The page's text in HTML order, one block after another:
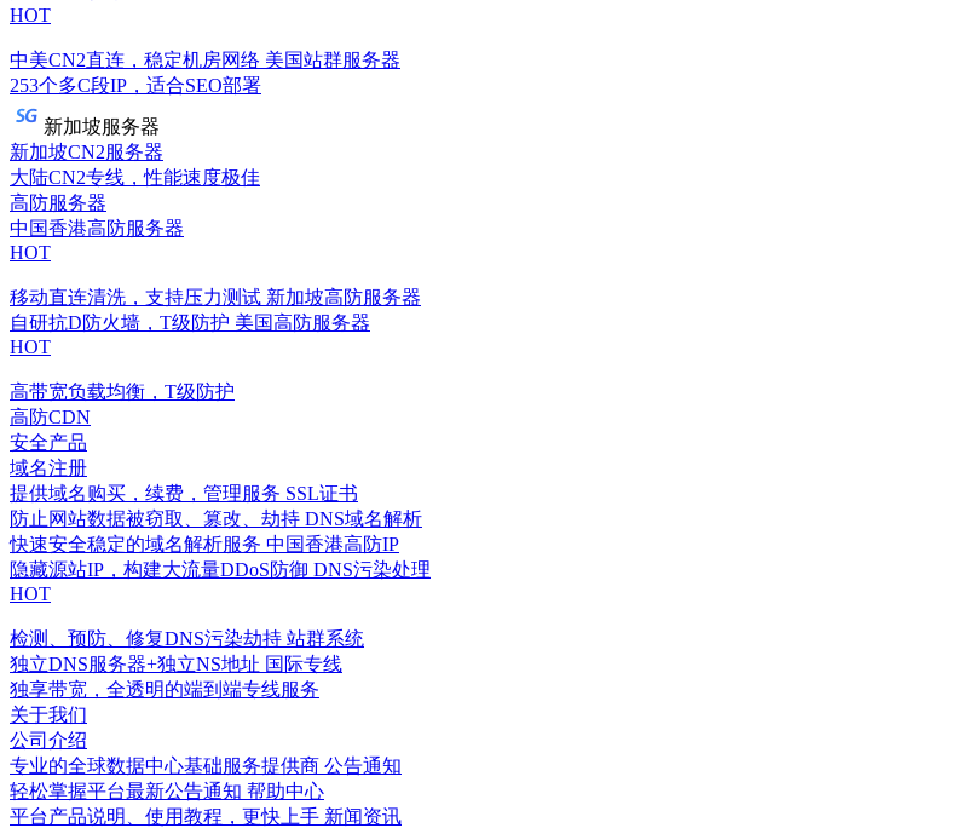
HOT
中美CN2直连，稳定机房网络 美国站群服务器
253个多C段IP，适合SEO部署
新加坡服务器
新加坡CN2服务器
大陆CN2专线，性能速度极佳
高防服务器
中国香港高防服务器
HOT
移动直连清洗，支持压力测试 新加坡高防服务器
自研抗D防火墙，T级防护 美国高防服务器
HOT
高带宽负载均衡，T级防护
高防CDN
安全产品
域名注册
提供域名购买，续费，管理服务 SSL证书
防止网站数据被窃取、篡改、劫持 DNS域名解析
快速安全稳定的域名解析服务 中国香港高防IP
隐藏源站IP，构建大流量DDoS防御 DNS污染处理
HOT
检测、预防、修复DNS污染劫持 站群系统
独立DNS服务器+独立NS地址 国际专线
独享带宽，全透明的端到端专线服务
关于我们
公司介绍
专业的全球数据中心基础服务提供商 公告通知
轻松掌握平台最新公告通知 帮助中心
平台产品说明、使用教程，更快上手 新闻资讯